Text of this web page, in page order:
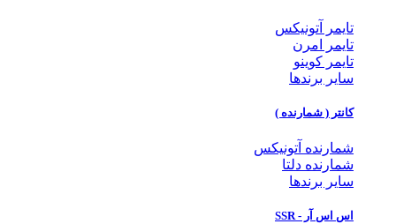
تایمر آتونیکس
تایمر امرن
تایمر کوینو
سایر برندها
کانتر ( شمارنده )
شمارنده آتونیکس
شمارنده دلتا
سایر برندها
اس اس آر - SSR